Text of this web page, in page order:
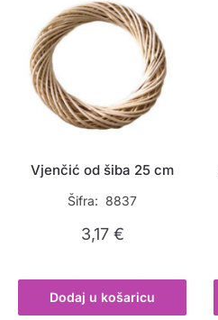
Vjenčić od šiba 25 cm
Šifra: 8837
3,17 €
Dodaj u košaricu